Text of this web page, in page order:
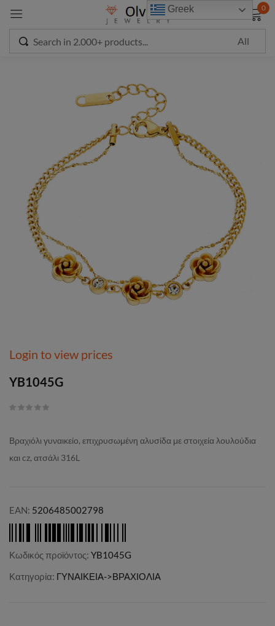
0
Login to view prices
YB1045G
Βραχιόλι γυναικείο, επιχρυσωμένη αλυσίδα με στοιχεία λουλούδια
και cz, ατσάλι 316L
EAN: 5206485002798
Κωδικός προϊόντος: YB1045G
Κατηγορία: ΓΥΝΑΙΚΕΙΑ->ΒΡΑΧΙΟΛΙΑ
Greek
Sign in
Remember me Lost password?
modal-check